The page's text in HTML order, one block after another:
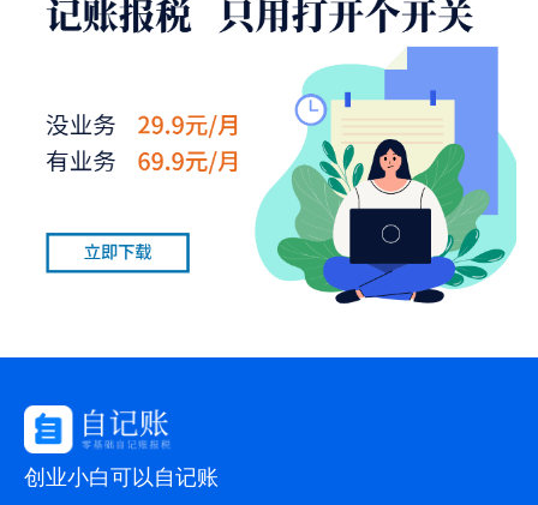
创业小白可以自记账